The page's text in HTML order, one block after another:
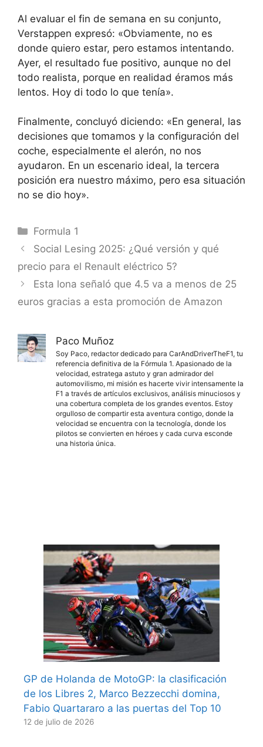
Al evaluar el fin de semana en su conjunto,
Verstappen expresó: «Obviamente, no es
donde quiero estar, pero estamos intentando.
Ayer, el resultado fue positivo, aunque no del
todo realista, porque en realidad éramos más
lentos. Hoy di todo lo que tenía».
Finalmente, concluyó diciendo: «En general, las
decisiones que tomamos y la configuración del
coche, especialmente el alerón, no nos
ayudaron. En un escenario ideal, la tercera
posición era nuestro máximo, pero esa situación
no se dio hoy».
Categorías
Formula 1
Social Lesing 2025: ¿Qué versión y qué
precio para el Renault eléctrico 5?
Esta lona señaló que 4.5 va a menos de 25
euros gracias a esta promoción de Amazon
Paco Muñoz
Soy Paco, redactor dedicado para CarAndDriverTheF1, tu
referencia definitiva de la Fórmula 1. Apasionado de la
velocidad, estratega astuto y gran admirador del
automovilismo, mi misión es hacerte vivir intensamente la
F1 a través de artículos exclusivos, análisis minuciosos y
una cobertura completa de los grandes eventos. Estoy
orgulloso de compartir esta aventura contigo, donde la
velocidad se encuentra con la tecnología, donde los
pilotos se convierten en héroes y cada curva esconde
una historia única.
GP de Holanda de MotoGP: la clasificación
de los Libres 2, Marco Bezzecchi domina,
Fabio Quartararo a las puertas del Top 10
12 de julio de 2026